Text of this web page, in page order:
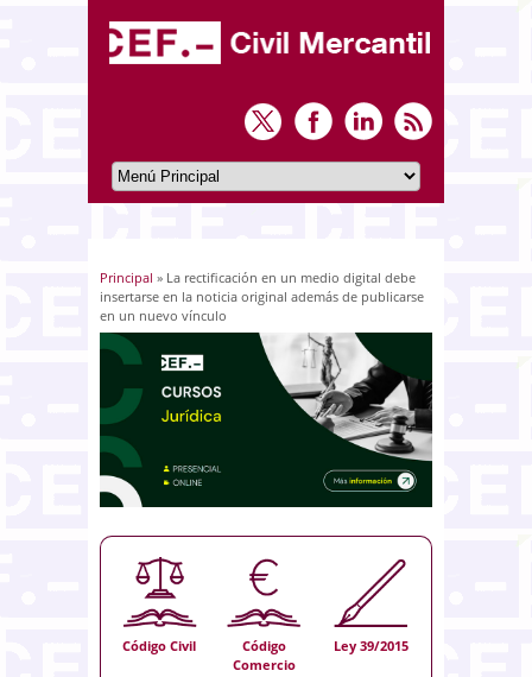
Usted está aquí
Principal » La rectificación en un medio digital debe
insertarse en la noticia original además de publicarse
en un nuevo vínculo
Código Civil
Código
Comercio
Ley 39/2015